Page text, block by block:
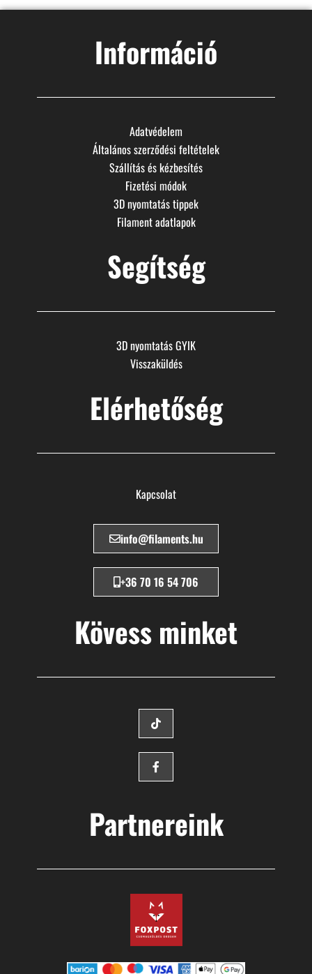
Információ
Adatvédelem
Általános szerződési feltételek
Szállítás és kézbesítés
Fizetési módok
3D nyomtatás tippek
Filament adatlapok
Segítség
3D nyomtatás GYIK
Visszaküldés
Elérhetőség
Kapcsolat
info@filaments.hu
+36 70 16 54 706
Kövess minket
Partnereink